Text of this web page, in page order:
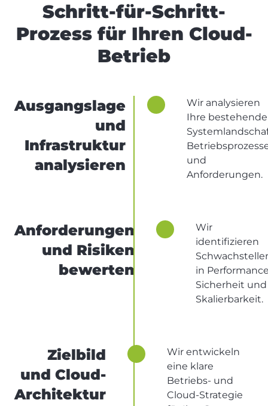
Schritt-für-Schritt-
Prozess für Ihren Cloud-
Betrieb
Ausgangslage
und
Infrastruktur
analysieren
Wir analysieren
Ihre bestehende
und
Anforderungen.
Anforderungen
und Risiken
bewerten
Wir
identifizieren
in
Sicherheit und
Skalierbarkeit.
Zielbild
und Cloud-
Architektur
Wir entwickeln
eine klare
Betriebs- und
Cloud-Strategie